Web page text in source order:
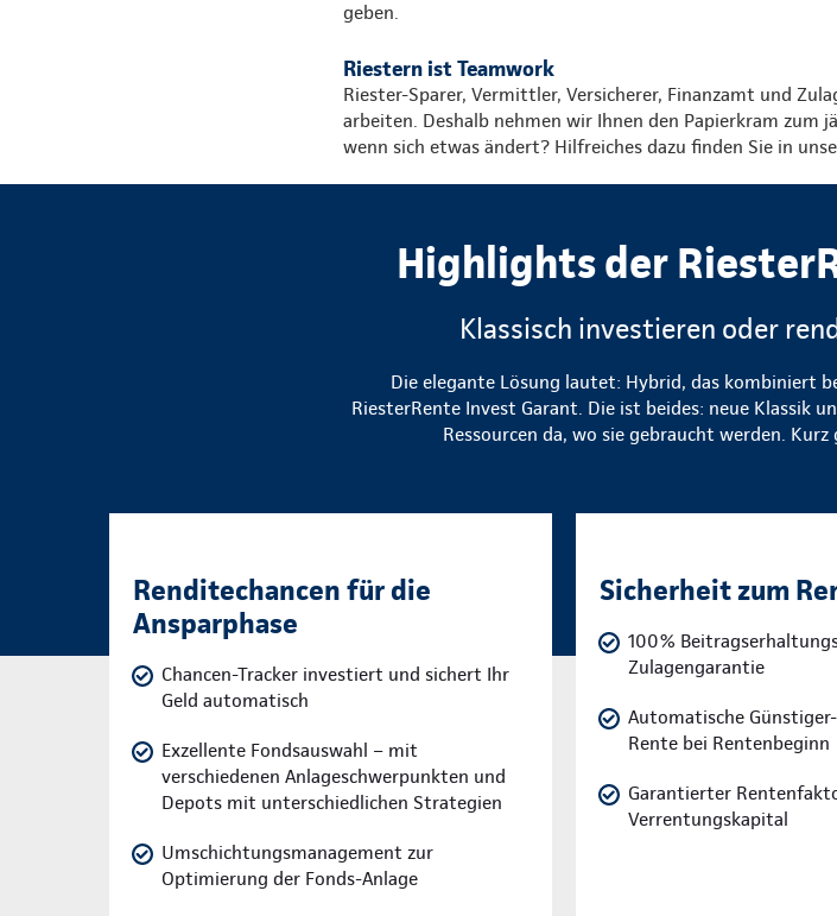
geben.
Riestern ist Teamwork
Riester-Sparer, Vermittler, Versicherer, Finanzamt und
arbeiten. Deshalb nehmen wir Ihnen den Papierkram zum
wenn sich etwas ändert? Hilfreiches dazu finden Sie in
Highlights der
Klassisch investieren oder
Die elegante Lösung lautet: Hybrid, das kombiniert
RiesterRente Invest Garant. Die ist beides: neue Klassik
Ressourcen da, wo sie gebraucht werden.
Renditechancen für die
Ansparphase
Chancen-Tracker investiert und sichert Ihr
Geld automatisch
Exzellente Fondsauswahl – mit
verschiedenen Anlageschwerpunkten und
Depots mit unterschiedlichen Strategien
Umschichtungsmanagement zur
Optimierung der Fonds-Anlage
Sicherheit zum
100%
Zulagengarantie
Automatische
Rente bei Rentenbeginn
Garantierter
Verrentungskapital